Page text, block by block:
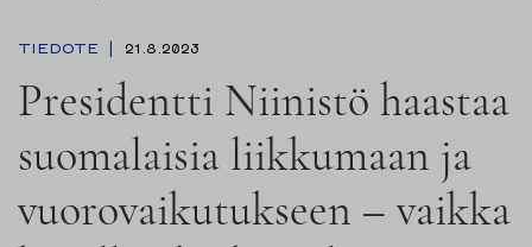
TIEDOTE 21.8.2023
Presidentti Niinistö haastaa
suomalaisia liikkumaan ja
vuorovaikutukseen – vaikka